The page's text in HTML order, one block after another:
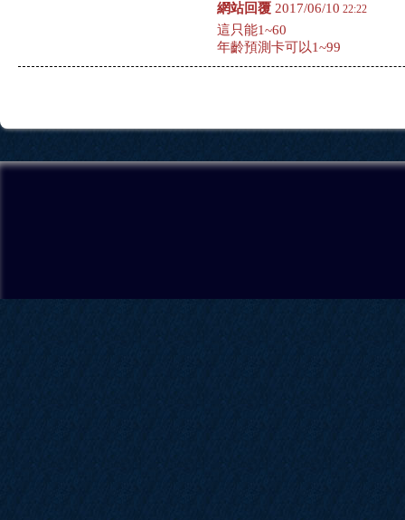
網站回覆 2017/06/10 22:22
這只能1~60
年齡預測卡可以1~99